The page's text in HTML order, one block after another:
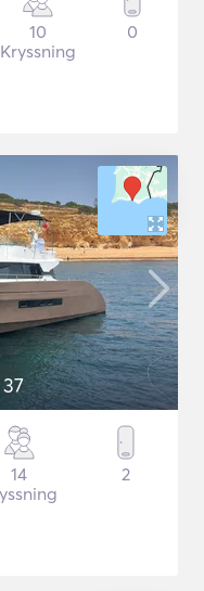
10
Kryssning
0
14
2